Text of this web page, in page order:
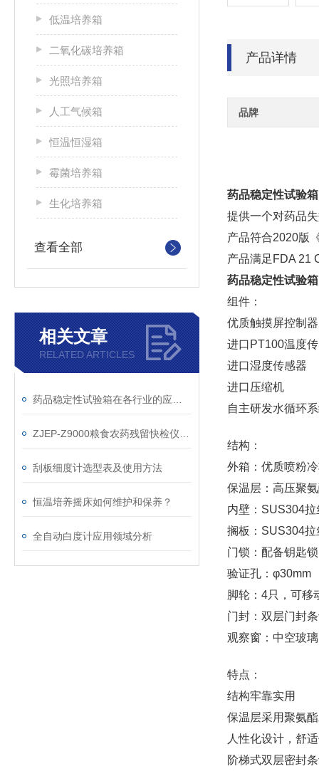
低温培养箱
二氧化碳培养箱
光照培养箱
人工气候箱
恒温恒湿箱
霉菌培养箱
生化培养箱
查看全部
相关文章
RELATED ARTICLES
刮板细度计选型表及使用方法
恒温培养摇床如何维护和保养？
全自动白度计应用领域分析
产品详情
品牌
药品稳定性试验
提供一个对药品
产品符合2020版
产品满足FDA 21
药品稳定性试验
组件：
优质触摸屏控制器
进口PT100温度
进口湿度传感器
进口压缩机
自主研发水循环
结构：
外箱：优质喷粉
保温层：高压聚
内壁：SUS304拉
搁板：SUS304拉
门锁：配备钥匙
验证孔：φ30mm
脚轮：4只，可移
门封：双层门封
观察窗：中空玻璃
特点：
结构牢靠实用
保温层采用聚氨
人性化设计，舒
阶梯式双层密封